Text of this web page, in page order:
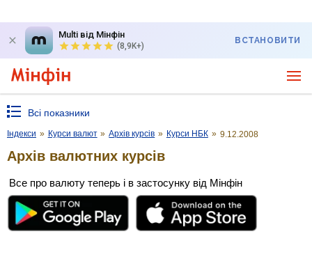
Multi від Мінфін
(8,9K+)
ВСТАНОВИТИ
Всі показники
Індекси » Курси валют » Архів курсів » Курси НБК » 9.12.2008
Архів валютних курсів
Все про валюту теперь і в застосунку від Мінфін